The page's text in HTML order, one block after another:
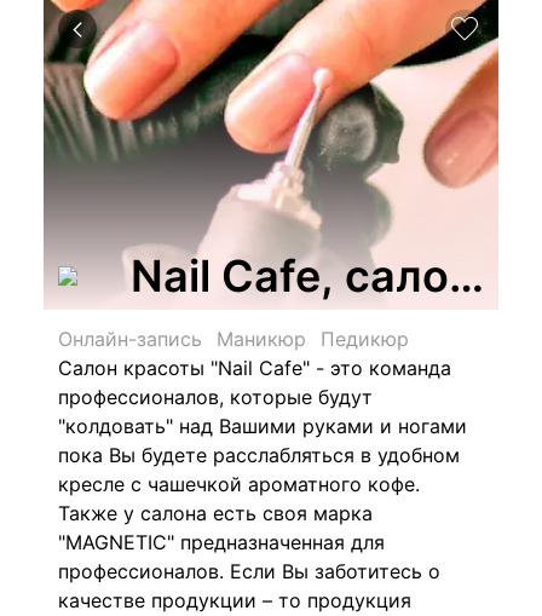
Nail Cafe, салон
Онлайн-запись Маникюр
Педикюр
Салон красоты "Nail Cafe" - это команда
профессионалов, которые будут
"колдовать" над Вашими руками и ногами
пока Вы будете расслабляться в удобном
кресле с чашечкой ароматного кофе.
Также у салона есть своя марка
"MAGNETIC" предназначенная для
профессионалов. Если Вы заботитесь о
качестве продукции – то продукция